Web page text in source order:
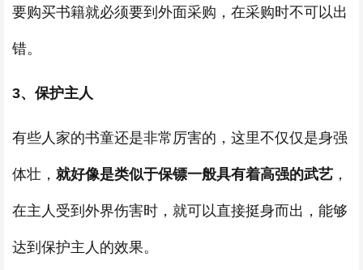
要购买书籍就必须要到外面采购，在采购时不可以出
错。
3、保护主人
有些人家的书童还是非常厉害的，这里不仅仅是身强
体壮， 就好像是类似于保镖一般具有着高强的武艺 ，
在主人受到外界伤害时，就可以直接挺身而出，能够
达到保护主人的效果。